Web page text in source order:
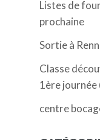
Listes de
prochaine
Sortie à
Classe
1ère journée
centre